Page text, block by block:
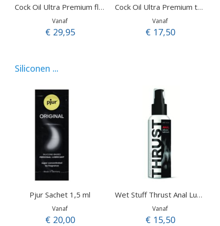
Cock Oil Ultra Premium fles 296 ml
Vanaf
€ 29,95
Cock Oil Ultra Premium tube 60 ml
Vanaf
€ 17,50
Siliconen ...
Pjur Sachet 1,5 ml
Vanaf
€ 20,00
Wet Stuff Thrust Anal Lube (110 gr.)
Vanaf
€ 15,50